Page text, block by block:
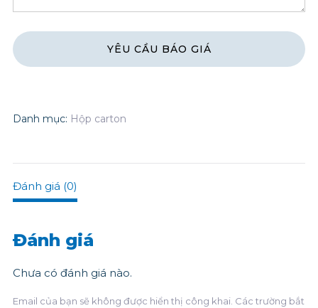
Danh mục: Hộp carton
Đánh giá (0)
Đánh giá
Chưa có đánh giá nào.
Email của bạn sẽ không được hiển thị công khai. Các trường bắt